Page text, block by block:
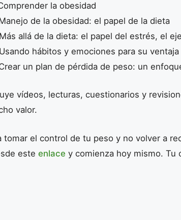
la obesidad
de la obesidad: el papel de la dieta
allá de la dieta: el papel del estrés, el
hábitos y emociones para su ventaja
un plan de pérdida de peso: un
vídeos, lecturas, cuestionarios y
valor.
tomar el control de tu peso y no volver a
este enlace y comienza hoy mismo. Tu